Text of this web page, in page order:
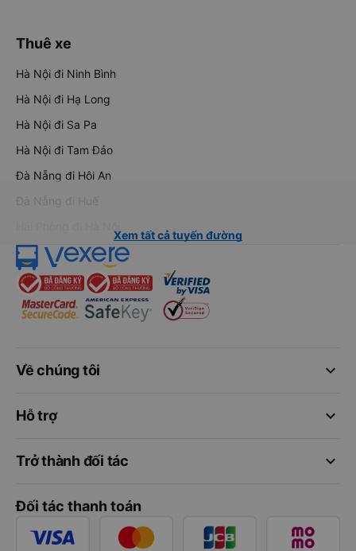
Thuê xe
Hà Nội đi Ninh Bình
Hà Nội đi Hạ Long
Hà Nội đi Sa Pa
Hà Nội đi Tam Đảo
Đà Nẵng đi Hội An
Đà Nẵng đi Huế
Xem tất cả tuyến đường
keyboard_arrow_down
Về chúng tôi
keyboard_arrow_down
Hỗ trợ
keyboard_arrow_down
Trở thành đối tác
Đối tác thanh toán